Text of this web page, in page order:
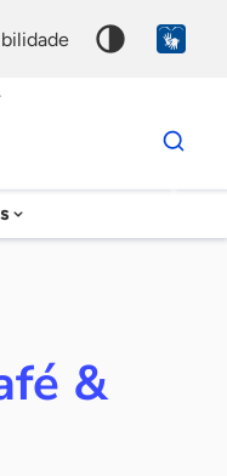
Dados
para
chave
&